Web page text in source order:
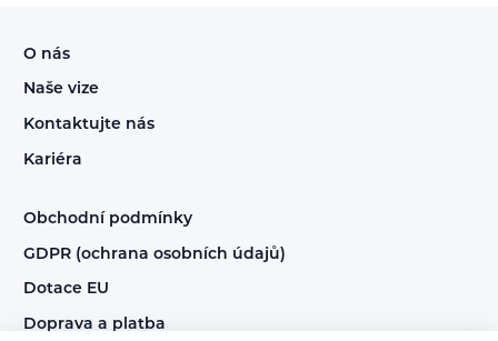
O nás
Naše vize
Kontaktujte nás
Kariéra
Obchodní podmínky
GDPR (ochrana osobních údajů)
Dotace EU
Doprava a platba